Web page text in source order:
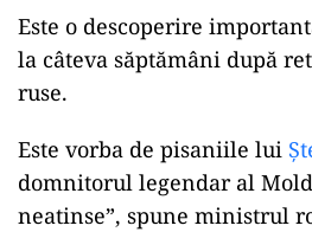
Este o descoperire
la câteva săptămâni după
ruse.
Este vorba de pisaniile lui
domnitorul legendar al
neatinse”, spune ministrul